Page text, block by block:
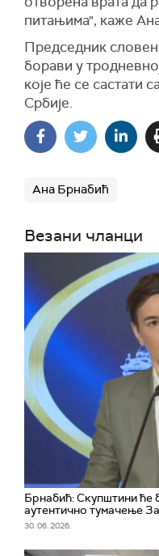
питањима", каже
Председник
борави у
које ће се састати
Србије.
Ана Брнабић
Везани чланци
Брнабић: Скупштини ће
аутентично тумачење
30. 06. 2026.